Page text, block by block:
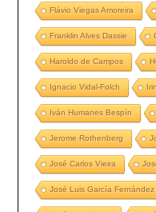
Flávio Viegas Amoreira
Franklin Alves Dassie
Haroldo de Campos
Ignacio Vidal-Folch
Iván Humanes Bespín
Jerome Rothenberg
José Carlos Vieira
José Luis García Fernández